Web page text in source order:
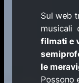
Sul web
musicali
filmati e
le
Possono